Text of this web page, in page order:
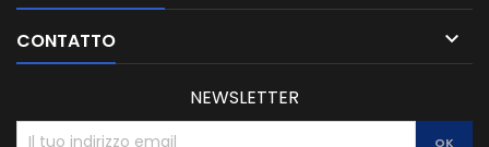
CONTATTO 
NEWSLETTER